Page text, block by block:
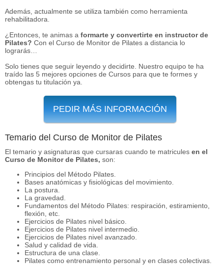
Además, actualmente se utiliza también como herramienta
rehabilitadora.
¿Entonces, te animas a formarte y convertirte en instructor de
Pilates? Con el Curso de Monitor de Pilates a distancia lo
lograrás…
Solo tienes que seguir leyendo y decidirte. Nuestro equipo te ha
traído las 5 mejores opciones de Cursos para que te formes y
obtengas tu titulación ya.
PEDIR MÁS INFORMACIÓN
Temario del Curso de Monitor de Pilates
El temario y asignaturas que cursaras cuando te matricules en el
Curso de Monitor de Pilates, son:
Principios del Método Pilates.
Bases anatómicas y fisiológicas del movimiento.
La postura.
La gravedad.
Fundamentos del Método Pilates: respiración, estiramiento,
flexión, etc.
Ejercicios de Pilates nivel básico.
Ejercicios de Pilates nivel intermedio.
Ejercicios de Pilates nivel avanzado.
Salud y calidad de vida.
Estructura de una clase.
Pilates como entrenamiento personal y en clases colectivas.